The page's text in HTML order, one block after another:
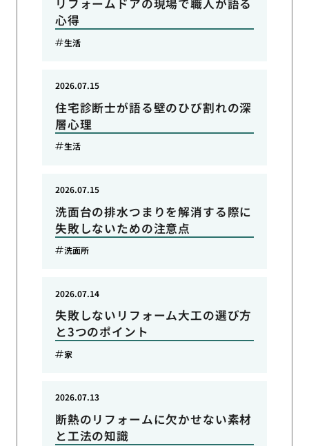
リフォームドアの現場で職人が語る
心得
生活
住宅診断士が語る壁のひび割れの深
層心理
2026.07.15
生活
洗面台の排水つまりを解消する際に
失敗しないための注意点
2026.07.15
洗面所
失敗しないリフォーム大工の選び方
と3つのポイント
2026.07.14
家
断熱のリフォームに欠かせない素材
と工法の知識
2026.07.13